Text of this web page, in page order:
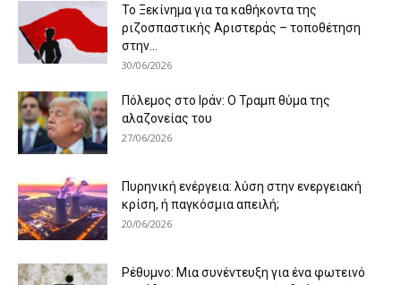
Το Ξεκίνημα για τα καθήκοντα της
ριζοσπαστικής Αριστεράς – τοποθέτηση
στην...
30/06/2026
Πόλεμος στο Ιράν: Ο Τραμπ θύμα της
αλαζονείας του
27/06/2026
Πυρηνική ενέργεια: λύση στην ενεργειακή
κρίση, ή παγκόσμια απειλή;
20/06/2026
Ρέθυμνο: Μια συνέντευξη για ένα φωτεινό